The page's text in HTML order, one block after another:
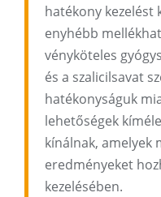
hatékony kezelést
enyhébb
vényköteles
és a szalicilsavat
hatékonyságuk
lehetőségek
kínálnak, amelyek
eredményeket
kezelésében.